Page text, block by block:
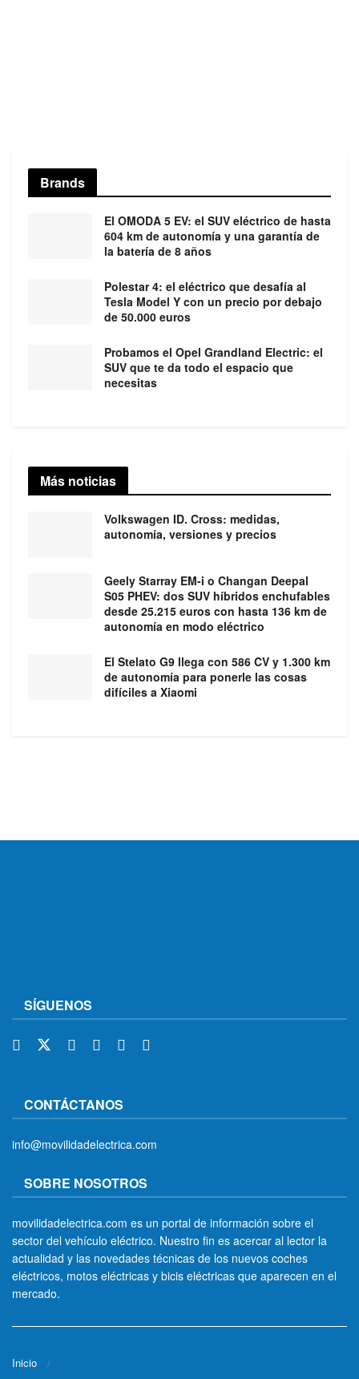
Brands
El OMODA 5 EV: el SUV eléctrico de hasta
604 km de autonomía y una garantía de
la batería de 8 años
Polestar 4: el eléctrico que desafía al
Tesla Model Y con un precio por debajo
de 50.000 euros
Probamos el Opel Grandland Electric: el
SUV que te da todo el espacio que
necesitas
Más noticias
Volkswagen ID. Cross: medidas,
autonomía, versiones y precios
Geely Starray EM-i o Changan Deepal
S05 PHEV: dos SUV híbridos enchufables
desde 25.215 euros con hasta 136 km de
autonomía en modo eléctrico
El Stelato G9 llega con 586 CV y 1.300 km
de autonomía para ponerle las cosas
difíciles a Xiaomi
SÍGUENOS
CONTÁCTANOS
info@movilidadelectrica.com
SOBRE NOSOTROS
movilidadelectrica.com es un portal de información sobre el
sector del vehículo eléctrico. Nuestro fin es acercar al lector la
actualidad y las novedades técnicas de los nuevos coches
eléctricos, motos eléctricas y bicis eléctricas que aparecen en el
mercado.
Inicio